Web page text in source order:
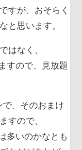
すが、おそらく
と思います。
はなく、
すので、見放題
で、そのおまけ
すので、
多いのかなとも